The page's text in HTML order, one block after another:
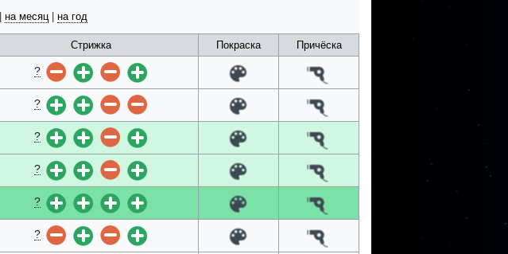
на месяц| на год
Стрижка Покраска Причёска
?
?
?
?
?
?